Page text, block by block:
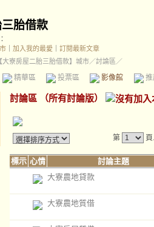
胎借款
加入我的最愛
訂閱最新文章
【大寮房屋二胎三胎借款】城市／討論區／
精華區 投票區 影像館
討論區 （所有討論版）
第
標示 心情
討論主題
大寮農地貸款
大寮農地質借